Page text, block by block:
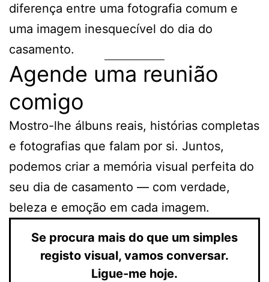
diferença entre uma fotografia comum e
uma imagem inesquecível do dia do
casamento.
Agende uma reunião
comigo
Mostro-lhe álbuns reais, histórias completas
e fotografias que falam por si. Juntos,
podemos criar a memória visual perfeita do
seu dia de casamento — com verdade,
beleza e emoção em cada imagem.
Se procura mais do que um simples
registo visual, vamos conversar.
Ligue-me hoje.